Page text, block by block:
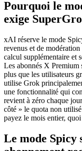
Pourquoi le
exige
xAI réserve le mode
revenus et de
calcul supplémentaire et
Les abonnés X Premium
plus que les utilisateurs
utilise Grok
une fonctionnalité qui
revient à zéro chaque
côté » le quota non
payez le mois entier,
Le mode Spicy